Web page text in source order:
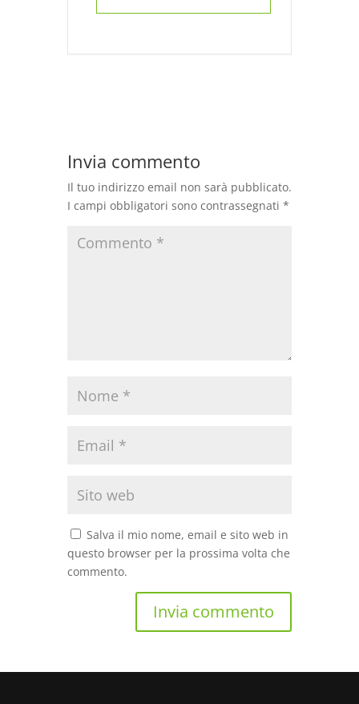
Invia commento
Il tuo indirizzo email non sarà pubblicato.
I campi obbligatori sono contrassegnati *
Salva il mio nome, email e sito web in
questo browser per la prossima volta che
commento.